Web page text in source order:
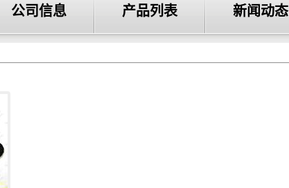
公司信息 产品列表 新闻动态